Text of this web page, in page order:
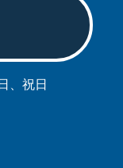
、祝日